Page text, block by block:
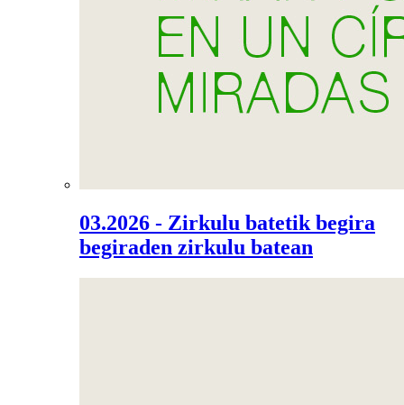
03.2026 - Zirkulu batetik begira
begiraden zirkulu batean